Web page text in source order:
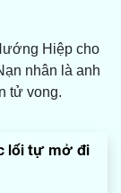
Hiệp cho
nhân là anh
tử vong.
lối tự mở đi